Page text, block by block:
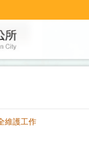
維護工作